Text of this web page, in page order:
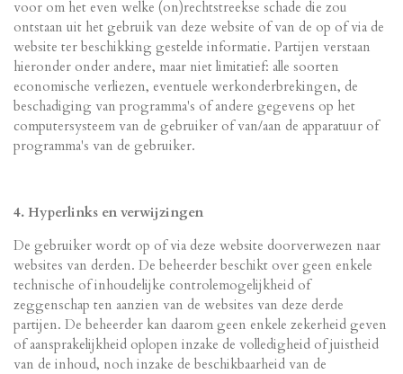
voor om het even welke (on)rechtstreekse schade die zou
ontstaan uit het gebruik van deze website of van de op of via de
website ter beschikking gestelde informatie. Partijen verstaan
hieronder onder andere, maar niet limitatief: alle soorten
economische verliezen, eventuele werkonderbrekingen, de
beschadiging van programma's of andere gegevens op het
computersysteem van de gebruiker of van/aan de apparatuur of
programma's van de gebruiker.
4. Hyperlinks en verwijzingen
De gebruiker wordt op of via deze website doorverwezen naar
websites van derden. De beheerder beschikt over geen enkele
technische of inhoudelijke controlemogelijkheid of
zeggenschap ten aanzien van de websites van deze derde
partijen. De beheerder kan daarom geen enkele zekerheid geven
of aansprakelijkheid oplopen inzake de volledigheid of juistheid
van de inhoud, noch inzake de beschikbaarheid van de